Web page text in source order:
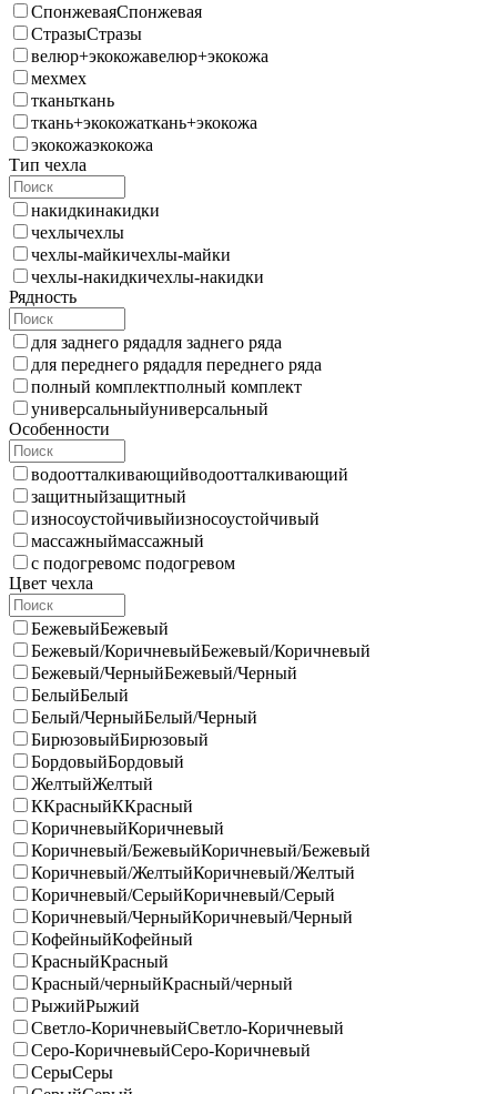
СпонжеваяСпонжевая
СтразыСтразы
велюр+экокожавелюр+экокожа
мехмех
тканьткань
ткань+экокожаткань+экокожа
экокожаэкокожа
Тип чехла
накидкинакидки
чехлычехлы
чехлы-майкичехлы-майки
чехлы-накидкичехлы-накидки
Рядность
для заднего рядадля заднего ряда
для переднего рядадля переднего ряда
полный комплектполный комплект
универсальныйуниверсальный
Особенности
водоотталкивающийводоотталкивающий
защитныйзащитный
износоустойчивыйизносоустойчивый
массажныймассажный
с подогревомс подогревом
Цвет чехла
БежевыйБежевый
Бежевый/КоричневыйБежевый/Коричневый
Бежевый/ЧерныйБежевый/Черный
БелыйБелый
Белый/ЧерныйБелый/Черный
БирюзовыйБирюзовый
БордовыйБордовый
ЖелтыйЖелтый
ККрасныйККрасный
КоричневыйКоричневый
Коричневый/БежевыйКоричневый/Бежевый
Коричневый/ЖелтыйКоричневый/Желтый
Коричневый/СерыйКоричневый/Серый
Коричневый/ЧерныйКоричневый/Черный
КофейныйКофейный
КрасныйКрасный
Красный/черныйКрасный/черный
РыжийРыжий
Светло-КоричневыйСветло-Коричневый
Серо-КоричневыйСеро-Коричневый
СерыСеры